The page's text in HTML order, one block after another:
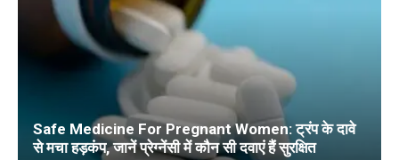
Safe Medicine For Pregnant Women: ट्रंप के दावे
से मचा हड़कंप, जानें प्रेग्नेंसी में कौन सी दवाएं हैं सुरक्षित